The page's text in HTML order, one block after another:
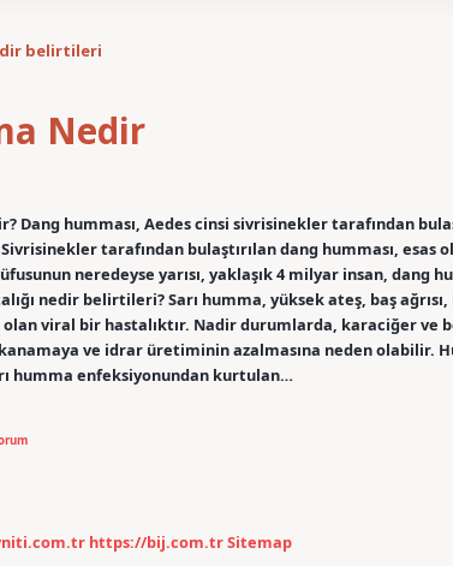
belirtileri
Nedir
Dang humması, Aedes cinsi sivrisinekler tarafından
Sivrisinekler tarafından bulaştırılan dang humması,
neredeyse yarısı, yaklaşık 4 milyar insan, dang
nedir belirtileri? Sarı humma, yüksek ateş, baş ağrısı,
olan viral bir hastalıktır. Nadir durumlarda, karaciğer ve
ve idrar üretiminin azalmasına neden olabilir.
humma enfeksiyonundan kurtulan…
https://bij.com.trSitemap